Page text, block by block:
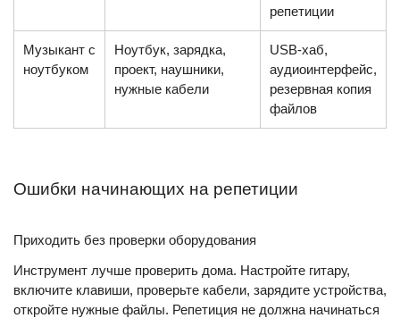
репетиции
Музыкант с
ноутбуком
Ноутбук, зарядка,
проект, наушники,
нужные кабели
USB-хаб,
аудиоинтерфейс,
резервная копия
файлов
Ошибки начинающих на репетиции
Приходить без проверки оборудования
Инструмент лучше проверить дома. Настройте гитару,
включите клавиши, проверьте кабели, зарядите устройства,
откройте нужные файлы. Репетиция не должна начинаться